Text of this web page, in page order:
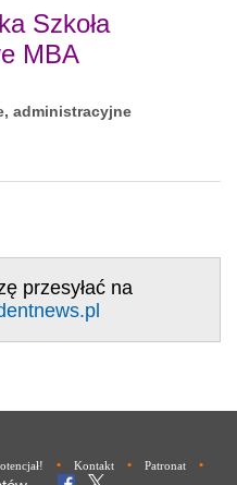
Szkoła
MBA
administracyjne
przesyłać na
• Kontakt • Patronat •